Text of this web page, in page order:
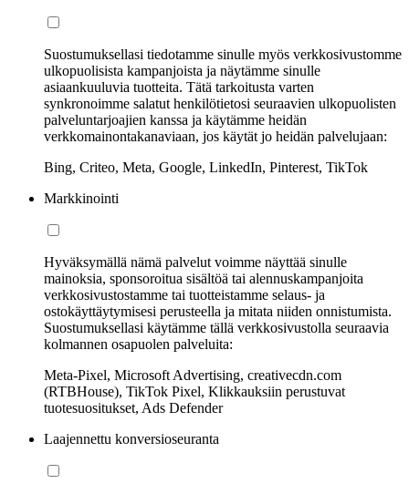
Suostumuksellasi tiedotamme sinulle myös verkkosivustomme
ulkopuolisista kampanjoista ja näytämme sinulle
asiaankuuluvia tuotteita. Tätä tarkoitusta varten
synkronoimme salatut henkilötietosi seuraavien ulkopuolisten
palveluntarjoajien kanssa ja käytämme heidän
verkkomainontakanaviaan, jos käytät jo heidän palvelujaan:
Bing, Criteo, Meta, Google, LinkedIn, Pinterest, TikTok
Markkinointi
Hyväksymällä nämä palvelut voimme näyttää sinulle
mainoksia, sponsoroitua sisältöä tai alennuskampanjoita
verkkosivustostamme tai tuotteistamme selaus- ja
ostokäyttäytymisesi perusteella ja mitata niiden onnistumista.
Suostumuksellasi käytämme tällä verkkosivustolla seuraavia
kolmannen osapuolen palveluita:
Meta-Pixel, Microsoft Advertising, creativecdn.com
(RTBHouse), TikTok Pixel, Klikkauksiin perustuvat
tuotesuositukset, Ads Defender
Laajennettu konversioseuranta